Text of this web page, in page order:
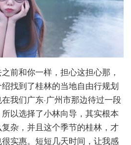
前和你一样，担心这担心那，
找到了桂林的当地自由行规划
我们广东·广州市那边待过一段
以选择了小林向导，其实根本
杂，并且这个季节的桂林，才
实惠。短短几天时间，让我感